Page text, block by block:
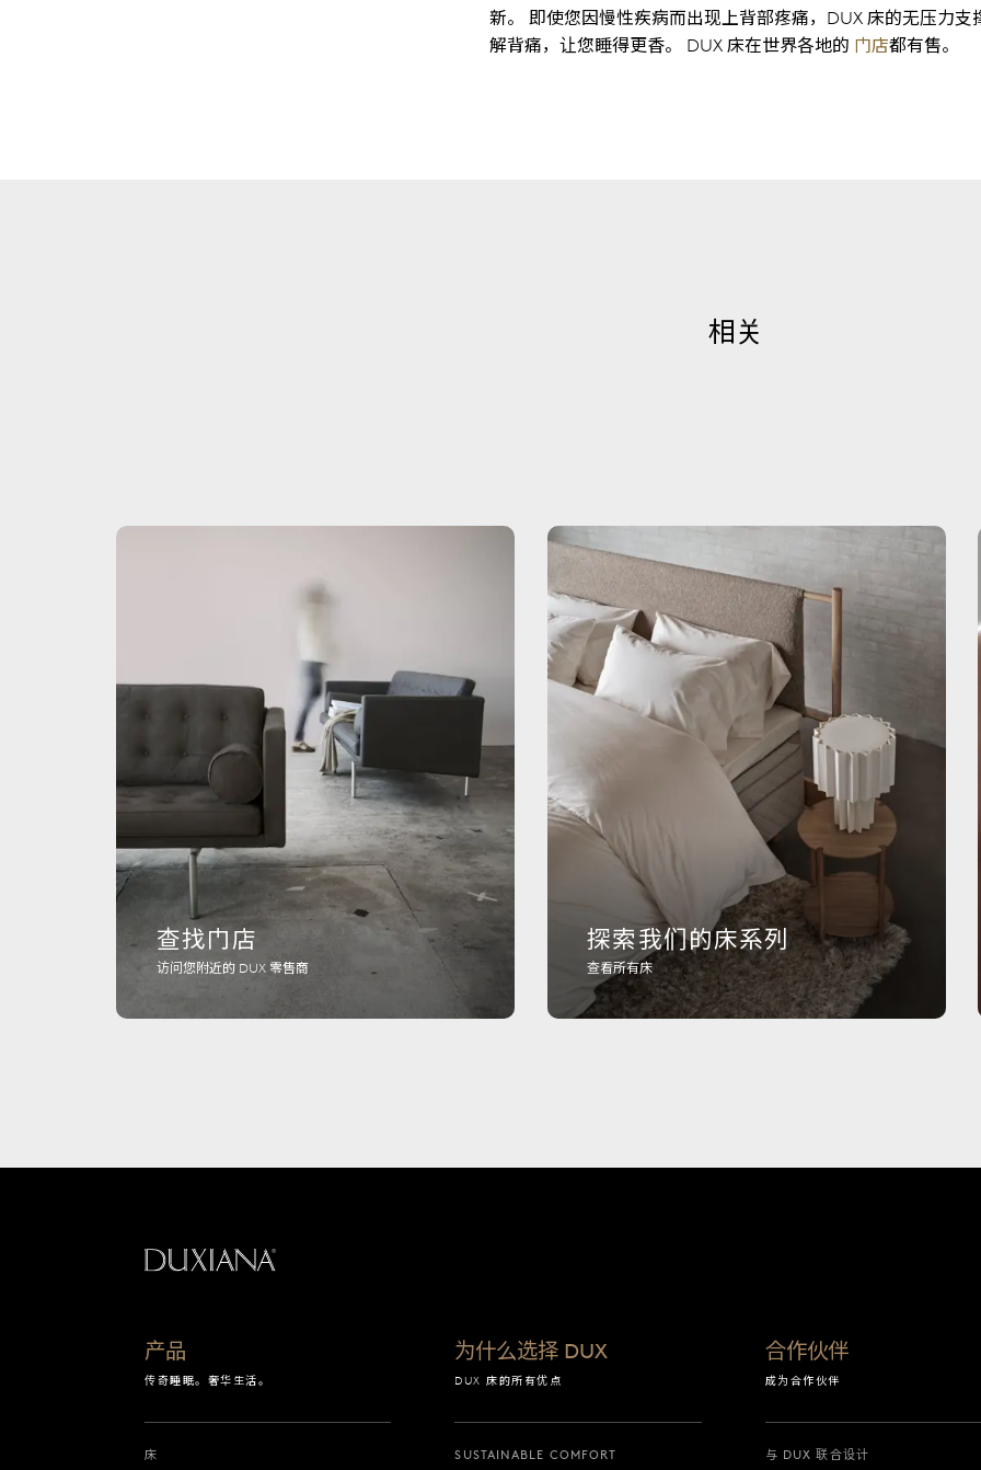
新。 即使您因慢性疾病而出现上背部疼痛，DUX 床的无压力支
解背痛，让您睡得更香。 DUX 床在世界各地的 门店都有售。
相关
查找门店
访问您附近的 DUX 零售商
探索我们的床系列
查看所有床
返回起始页
产品
传奇睡眠。奢华生活。
床
为什么选择 DUX
DUX 床的所有优点
SUSTAINABLE COMFORT
合作伙伴
成为合作伙伴
与 DUX 联合设计